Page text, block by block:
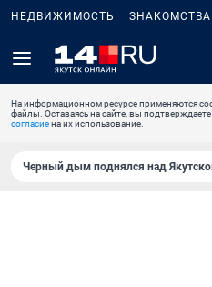
НЕДВИЖИМОСТЬ ЗНАКОМСТВА
На информационном ресурсе применяются
файлы. Оставаясь на сайте, вы подтверждаете
согласиена их использование.
Черный дым поднялся над